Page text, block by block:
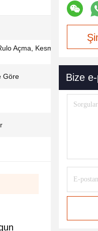
Açma, Kesme, Delme,
Göre Bize